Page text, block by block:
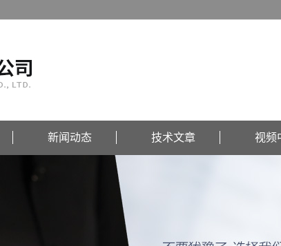
新闻动态 技术文章 视频